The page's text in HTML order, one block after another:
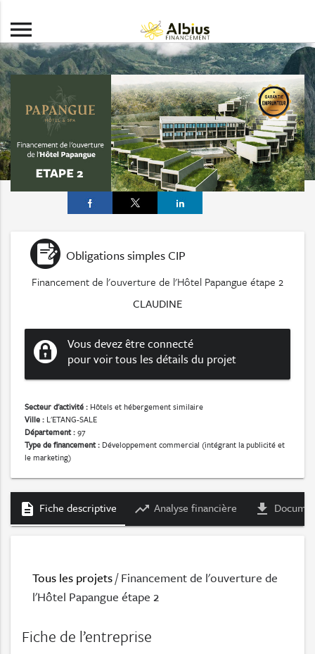
menu
Obligations simples CIP
Financement de l'ouverture de l'Hôtel Papangue étape 2
CLAUDINE
Vous devez être connecté
pour voir tous les détails du projet
Secteur d'activité : Hôtels et hébergement similaire
Ville : L'ETANG-SALE
Département :97
Type de financement : Développement commercial (intégrant la publicité et
le marketing)
description Fiche descriptive trending_up Analyse financière file_download
Tous les projets/ Financement de l'ouverture de
l'Hôtel Papangue étape 2
Fiche de l’entreprise